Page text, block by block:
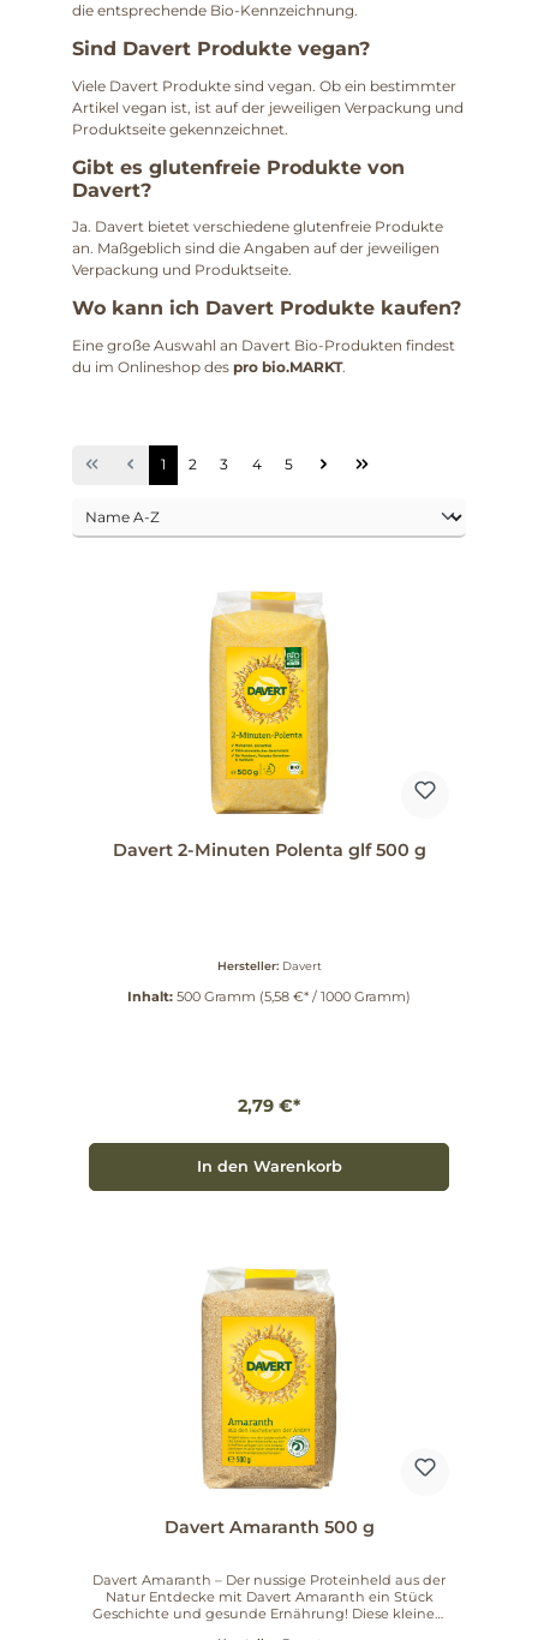
die entsprechende Bio-Kennzeichnung.
Sind Davert Produkte vegan?
Viele Davert Produkte sind vegan. Ob ein bestimmter
Artikel vegan ist, ist auf der jeweiligen Verpackung und
Produktseite gekennzeichnet.
Gibt es glutenfreie Produkte von
Davert?
Ja. Davert bietet verschiedene glutenfreie Produkte
an. Maßgeblich sind die Angaben auf der jeweiligen
Verpackung und Produktseite.
Wo kann ich Davert Produkte kaufen?
Eine große Auswahl an Davert Bio-Produkten findest
du im Onlineshop des pro bio.MARKT.
1 2 3 4 5
Davert 2-Minuten Polenta glf 500 g
Hersteller: Davert
Inhalt: 500 Gramm (5,58 €* / 1000 Gramm)
2,79 €*
In den Warenkorb
Davert Amaranth 500 g
Davert Amaranth – Der nussige Proteinheld aus der
Natur Entdecke mit Davert Amaranth ein Stück
Geschichte und gesunde Ernährung! Diese kleinen,